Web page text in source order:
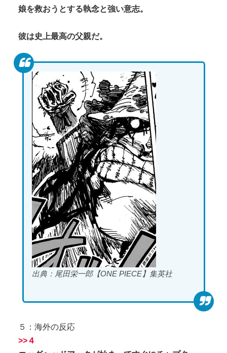
娘を救おうとする執念と強い意志。
彼は史上最高の父親だ。
出典：尾田栄一郎【ONE PIECE】集英社
５：海外の反応
>>４